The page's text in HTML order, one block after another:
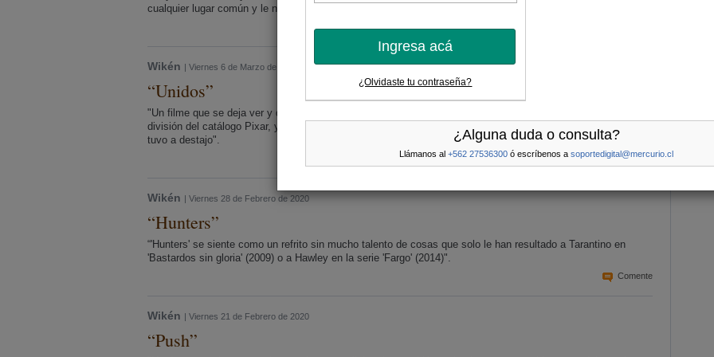
Ingresa acá
¿Olvidaste tu contraseña?
¿Alguna duda o consulta?
Llámanos al +562 27536300 ó escríbenos a soportedigital@mercurio.cl
cualquier lugar común y le niega al espectador la tranquilidad del terreno conocido de los conflictos...".
Wikén | Viernes 6 de Marzo de 2020
“Unidos”
"Un filme que se deja ver y que tiene buenos momentos, pero que parece relegada desde ya a la segunda
división del catálogo Pixar, y que trata, paradójicamente, de la falta de magia en un mundo que alguna vez la
tuvo a destajo".
Comente
Wikén | Viernes 28 de Febrero de 2020
“Hunters”
“'Hunters' se siente como un refrito sin mucho talento de cosas que solo le han resultado a Tarantino en
'Bastardos sin gloria' (2009) o a Hawley en la serie 'Fargo' (2014)".
Comente
Wikén | Viernes 21 de Febrero de 2020
“Push”